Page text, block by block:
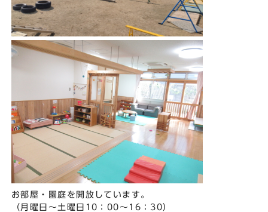
お部屋・園庭を開放しています。
（月曜日～土曜日10：00～16：30）